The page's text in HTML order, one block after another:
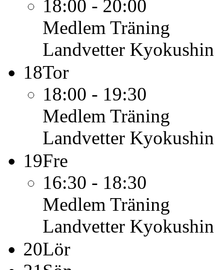
18:00 - 20:00
Medlem Träning
Landvetter
18Tor
18:00 - 19:30
Medlem Träning
Landvetter
19Fre
16:30 - 18:30
Medlem Träning
Landvetter
20Lör